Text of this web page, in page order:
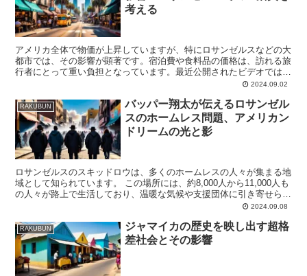
考える
アメリカ全体で物価が上昇していますが、特にロサンゼルスなどの大
都市では、その影響が顕著です。宿泊費や食料品の価格は、訪れる旅
行者にとって重い負担となっています。最近公開されたビデオでは、
一万円を持ってアメリカでどれだけ生活できるかが検証され...2024.09.02
RAKUBUN
バッパー翔太が伝えるロサンゼル
スのホームレス問題、アメリカン
ドリームの光と影
ロサンゼルスのスキッドロウは、多くのホームレスの人々が集まる地
域として知られています。 この場所には、約8,000人から11,000人も
の人々が路上で生活しており、温暖な気候や支援団体に引き寄せられ
2024.09.08
RAKUBUN
ジャマイカの歴史を映し出す超格
差社会とその影響